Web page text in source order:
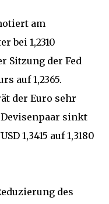
am
bei 1,2310
Sitzung der Fed
auf 1,2365.
der Euro sehr
sinkt
1,3415 auf 1,3180
des